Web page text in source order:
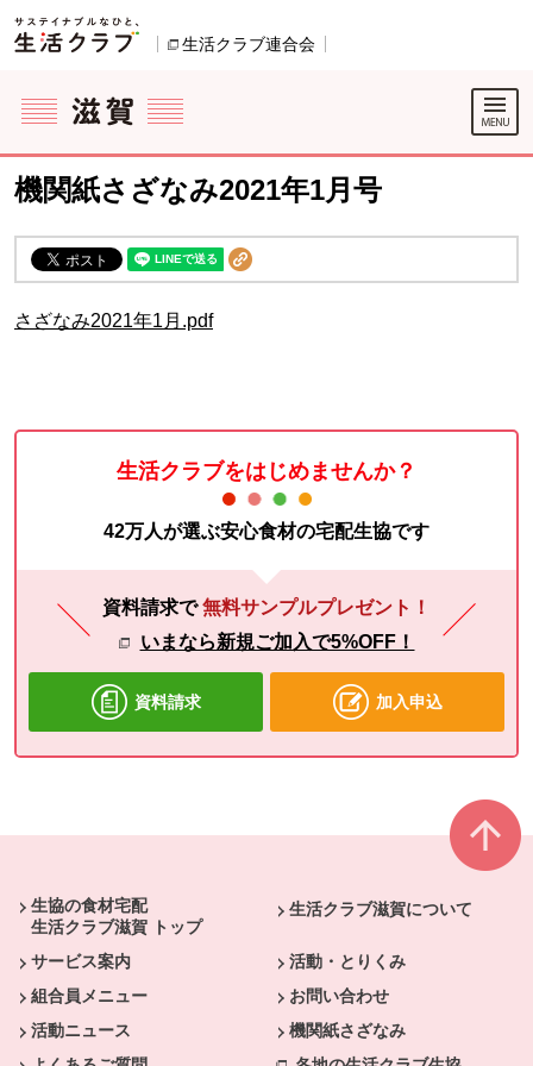
ページの先頭です。
生活クラブ連合会
ここからサイト内共通メニューです。
サイト内共通メニューをスキップする
サイト内共通メニューここまで。
機関紙さざなみ2021年1月号
さざなみ2021年1月.pdf
生活クラブをはじめませんか？
42万人が選ぶ安心食材の宅配生協です
資料請求で無料サンプルプレゼント！
いまなら新規ご加入で5%OFF！
資料請求 加入申込
生協の食材宅配
生活クラブ滋賀 トップ
生活クラブ滋賀について
サービス案内
活動・とりくみ
組合員メニュー
お問い合わせ
活動ニュース
機関紙さざなみ